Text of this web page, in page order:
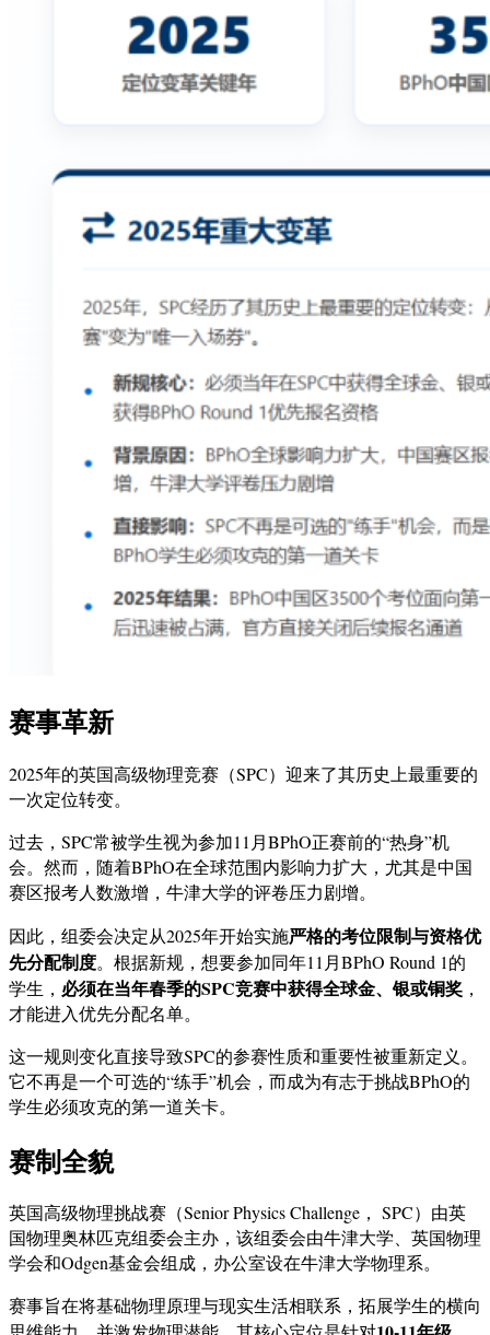
赛事革新
2025年的英国高级物理竞赛（SPC）迎来了其历史上最重要的
一次定位转变。
过去，SPC常被学生视为参加11月BPhO正赛前的“热身”机
会。然而，随着BPhO在全球范围内影响力扩大，尤其是中国
赛区报考人数激增，牛津大学的评卷压力剧增。
因此，组委会决定从2025年开始实施严格的考位限制与资格优
先分配制度。根据新规，想要参加同年11月BPhO Round 1的
学生， 必须在当年春季的SPC竞赛中获得全球金、银或铜奖 ，
才能进入优先分配名单。
这一规则变化直接导致SPC的参赛性质和重要性被重新定义。
它不再是一个可选的“练手”机会，而成为有志于挑战BPhO的
学生必须攻克的第一道关卡。
赛制全貌
英国高级物理挑战赛（Senior Physics Challenge， SPC）由英
国物理奥林匹克组委会主办，该组委会由牛津大学、英国物理
学会和Odgen基金会组成，办公室设在牛津大学物理系。
赛事旨在将基础物理原理与现实生活相联系，拓展学生的横向